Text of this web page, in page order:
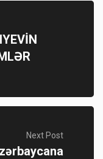
Next Post